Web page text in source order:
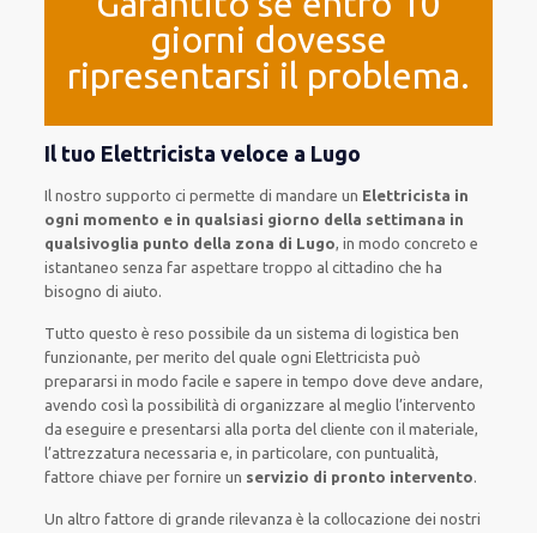
giorni dovesse
ripresentarsi il problema.
Il tuo Elettricista veloce a Lugo
Il nostro supporto ci permette di mandare un Elettricista in
ogni momento e in qualsiasi giorno della settimana in
qualsivoglia punto della zona di Lugo, in modo concreto e
istantaneo senza far aspettare troppo al cittadino che ha
bisogno di aiuto.
Tutto questo è reso possibile da un sistema di logistica ben
funzionante, per merito del quale ogni Elettricista può
prepararsi in modo facile e sapere in tempo dove deve andare,
avendo così la possibilità di organizzare al meglio l’intervento
da eseguire e presentarsi alla porta del cliente con il materiale,
l’attrezzatura necessaria e, in particolare, con puntualità,
fattore chiave per fornire un servizio di pronto intervento.
Un altro fattore di grande rilevanza è la collocazione dei nostri